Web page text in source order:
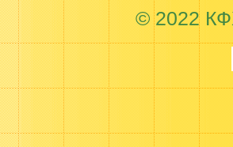
© 2022